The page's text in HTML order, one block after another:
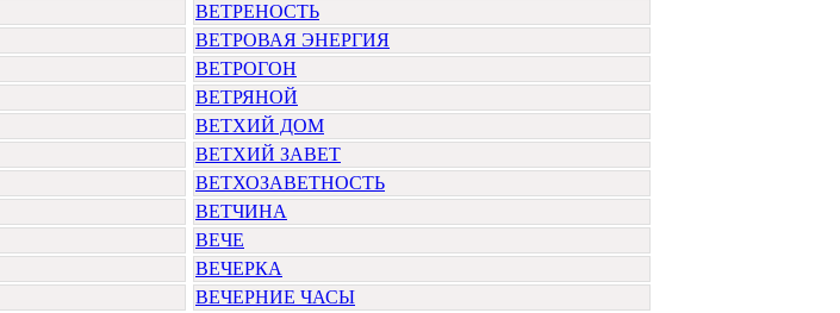
ВЕТРЕНОСТЬ
ВЕТРОВАЯ ЭНЕРГИЯ
ВЕТРОГОН
ВЕТРЯНОЙ
ВЕТХИЙ ДОМ
ВЕТХИЙ ЗАВЕТ
ВЕТХОЗАВЕТНОСТЬ
ВЕТЧИНА
ВЕЧЕ
ВЕЧЕРКА
ВЕЧЕРНИЕ ЧАСЫ